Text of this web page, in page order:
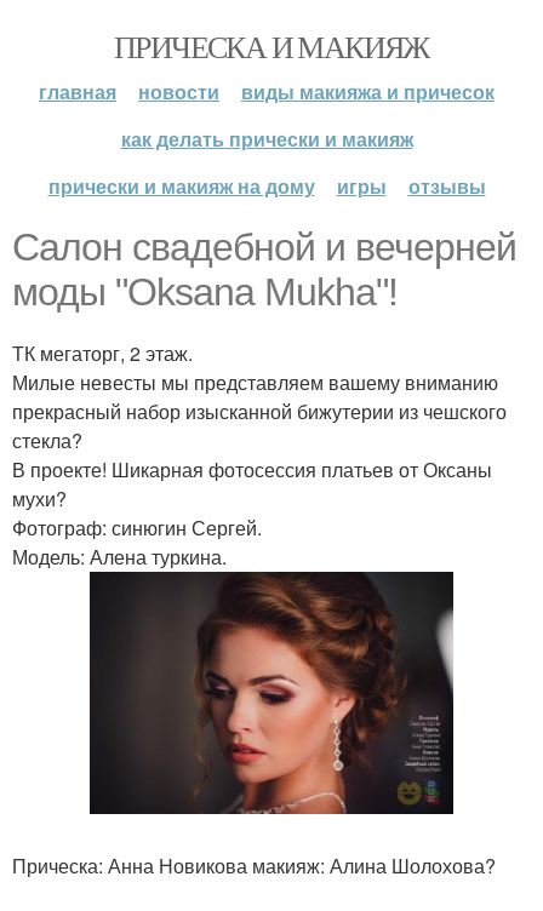
ПРИЧЕСКА И МАКИЯЖ
главная новости
виды макияжа и причесок
как делать прически и макияж
прически и макияж на дому
игры отзывы
Салон свадебной и вечерней
моды "Oksana Mukha"!
ТК мегаторг, 2 этаж.
Милые невесты мы представляем вашему вниманию
прекрасный набор изысканной бижутерии из чешского
стекла?
В проекте! Шикарная фотосессия платьев от Оксаны
мухи?
Фотограф: синюгин Сергей.
Модель: Алена туркина.
Прическа: Анна Новикова макияж: Алина Шолохова?